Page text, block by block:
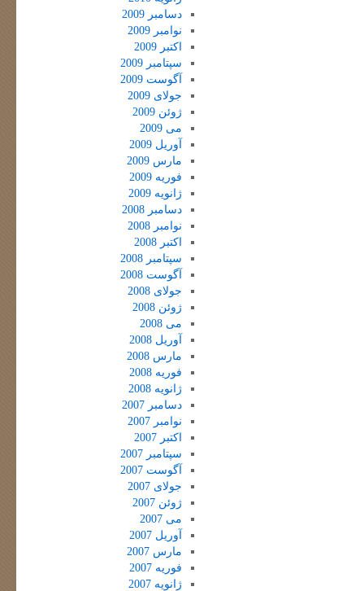
دسامبر 2009
نوامبر 2009
اکتبر 2009
سپتامبر 2009
آگوست 2009
جولای 2009
ژوئن 2009
می 2009
آوریل 2009
مارس 2009
فوریه 2009
ژانویه 2009
دسامبر 2008
نوامبر 2008
اکتبر 2008
سپتامبر 2008
آگوست 2008
جولای 2008
ژوئن 2008
می 2008
آوریل 2008
مارس 2008
فوریه 2008
ژانویه 2008
دسامبر 2007
نوامبر 2007
اکتبر 2007
سپتامبر 2007
آگوست 2007
جولای 2007
ژوئن 2007
می 2007
آوریل 2007
مارس 2007
فوریه 2007
ژانویه 2007